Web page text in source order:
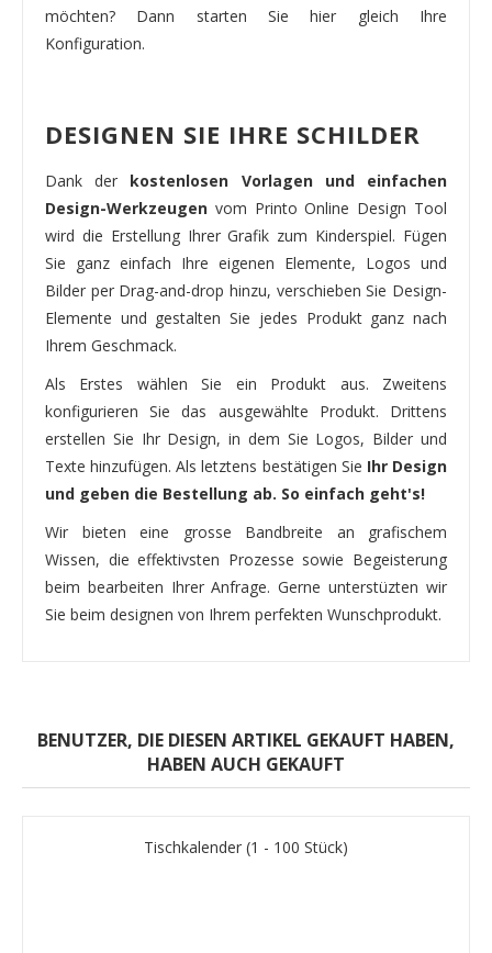
möchten? Dann starten Sie hier gleich Ihre
Konfiguration.
DESIGNEN SIE IHRE SCHILDER
Dank der kostenlosen Vorlagen und einfachen
Design-Werkzeugen vom Printo Online Design Tool
wird die Erstellung Ihrer Grafik zum Kinderspiel. Fügen
Sie ganz einfach Ihre eigenen Elemente, Logos und
Bilder per Drag-and-drop hinzu, verschieben Sie Design-
Elemente und gestalten Sie jedes Produkt ganz nach
Ihrem Geschmack.
Als Erstes wählen Sie ein Produkt aus. Zweitens
konfigurieren Sie das ausgewählte Produkt. Drittens
erstellen Sie Ihr Design, in dem Sie Logos, Bilder und
Texte hinzufügen. Als letztens bestätigen Sie Ihr Design
und geben die Bestellung ab. So einfach geht's!
Wir bieten eine grosse Bandbreite an grafischem
Wissen, die effektivsten Prozesse sowie Begeisterung
beim bearbeiten Ihrer Anfrage. Gerne unterstüzten wir
Sie beim designen von Ihrem perfekten Wunschprodukt.
BENUTZER, DIE DIESEN ARTIKEL GEKAUFT HABEN,
HABEN AUCH GEKAUFT
Tischkalender (1 - 100 Stück)